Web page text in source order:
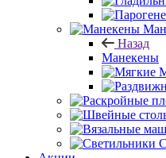
Назад
Манекены